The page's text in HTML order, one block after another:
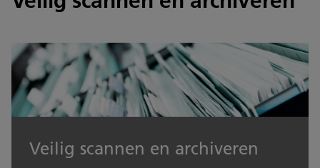
Veilig scannen en archiveren